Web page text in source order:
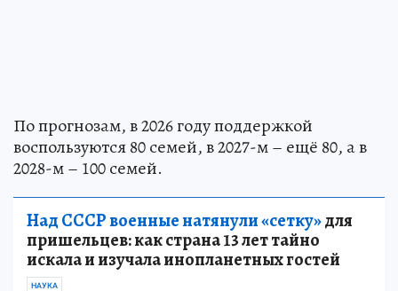
По прогнозам, в 2026 году поддержкой
воспользуются 80 семей, в 2027-м – ещё 80, а в
2028-м – 100 семей.
Над СССР военные натянули «сетку»для
пришельцев: как страна 13 лет тайно
искала и изучала инопланетных гостей
НАУКА